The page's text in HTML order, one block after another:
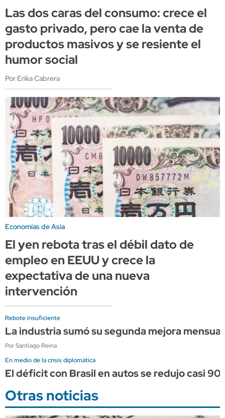
Las dos caras del consumo: crece el
gasto privado, pero cae la venta de
productos masivos y se resiente el
humor social
Por Erika Cabrera
Economías de Asia
El yen rebota tras el débil dato de
empleo en EEUU y crece la
expectativa de una nueva
intervención
Rebote insuficiente
La industria sumó su segunda mejora
Por Santiago Reina
En medio de la crisis diplomática
El déficit con Brasil en autos se redujo casi
Otras noticias